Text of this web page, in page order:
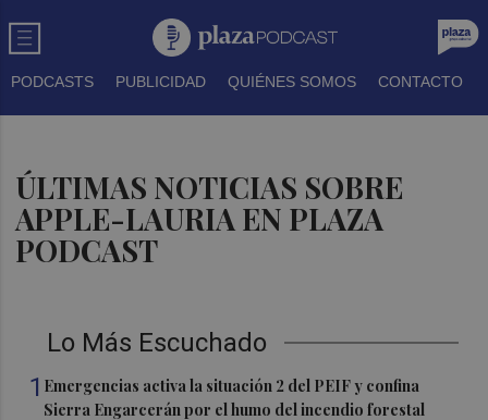
PODCASTS PUBLICIDAD QUIÉNES SOMOS CONTACTO
ÚLTIMAS NOTICIAS SOBRE
APPLE-LAURIA EN PLAZA
PODCAST
Lo Más Escuchado
1 Emergencias activa la situación 2 del PEIF y confina
Sierra Engarcerán por el humo del incendio forestal